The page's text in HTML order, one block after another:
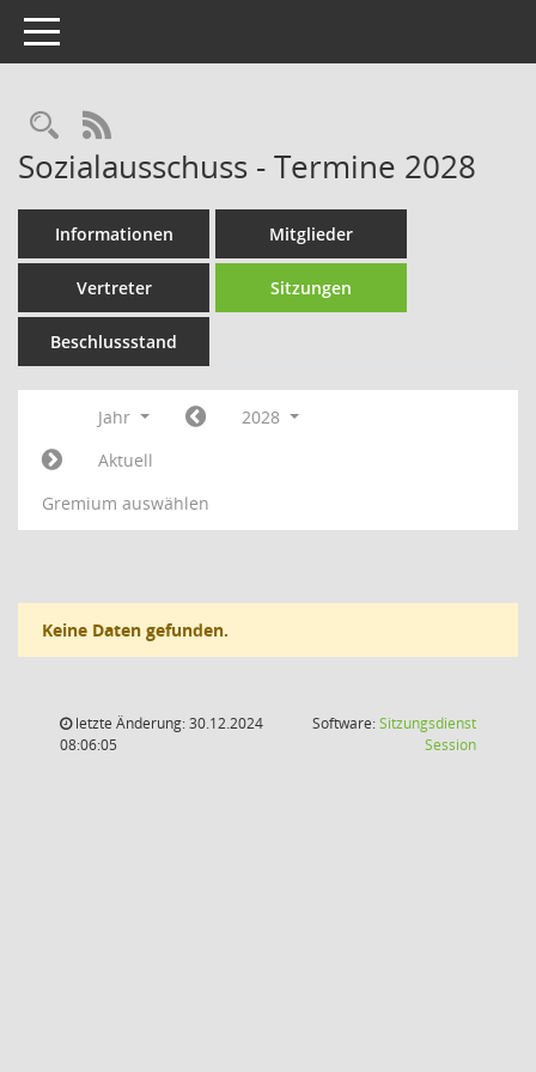
Toggle navigation
Rechercheauswahl
RSS-Feed
Sozialausschuss - Termine 2028
Informationen Mitglieder
Vertreter Sitzungen
Beschlussstand
Jahr
2028
Aktuell
Gremium auswählen
Keine Daten gefunden.
letzte Änderung: 30.12.2024
08:06:05
Software:Sitzungsdienst
Session(Wird in